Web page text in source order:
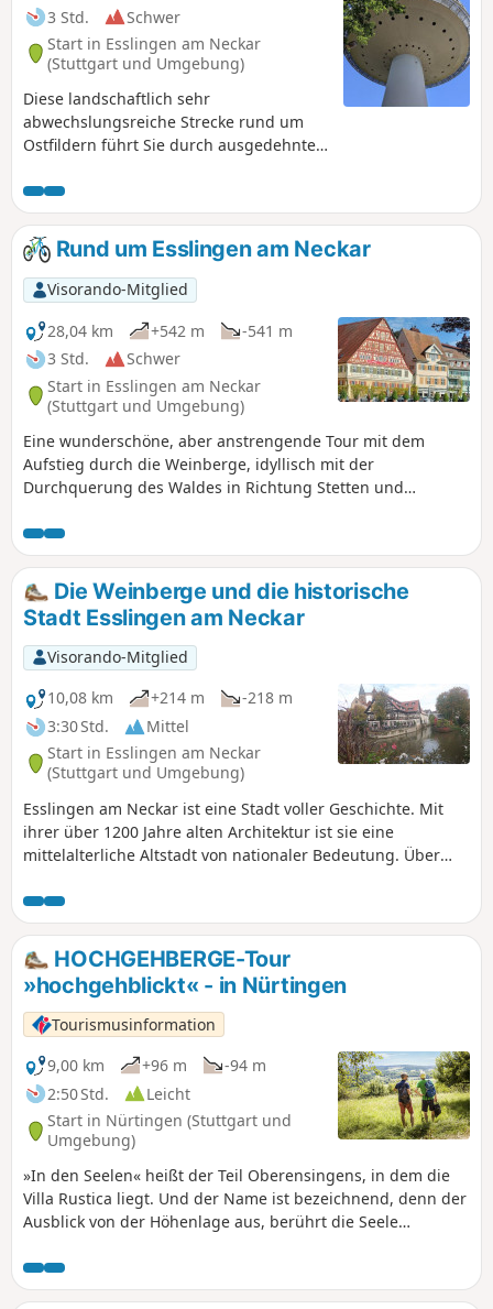
3 Std.
Schwer
Start in Esslingen am Neckar
(Stuttgart und Umgebung)
Diese landschaftlich sehr
abwechslungsreiche Strecke rund um
Ostfildern führt Sie durch ausgedehnte
Gemüseanbaugebiete. Die Strecke
wurde im Herbst mit dem Mountainbike
zurückgelegt. Nutzung der App
erforderlich_.
Rund um Esslingen am Neckar
Visorando-Mitglied
28,04 km
+542 m
-541 m
3 Std.
Schwer
Start in Esslingen am Neckar
(Stuttgart und Umgebung)
Eine wunderschöne, aber anstrengende Tour mit dem
Aufstieg durch die Weinberge, idyllisch mit der
Durchquerung des Waldes in Richtung Stetten und
Esslingen. Genießen Sie die malerischen Landschaften am
Ufer des Neckars und das vielfältige kulturelle Angebot.
Nutzung der App erforderlich.
Die Weinberge und die historische
Stadt Esslingen am Neckar
Visorando-Mitglied
10,08 km
+214 m
-218 m
3:30 Std.
Mittel
Start in Esslingen am Neckar
(Stuttgart und Umgebung)
Esslingen am Neckar ist eine Stadt voller Geschichte. Mit
ihrer über 1200 Jahre alten Architektur ist sie eine
mittelalterliche Altstadt von nationaler Bedeutung. Über
sind hier auf engstem Raum vereint, umgeben von
Weinbergen, darunter der älteste Sekthersteller
Deutschlands. Nutzung der Anwendung erforderlich.
HOCHGEHBERGE-Tour
»hochgehblickt« - in Nürtingen
Tourismusinformation
9,00 km
+96 m
-94 m
2:50 Std.
Leicht
Start in Nürtingen (Stuttgart und
Umgebung)
»In den Seelen« heißt der Teil Oberensingens, in dem die
Villa Rustica liegt. Und der Name ist bezeichnend, denn der
Ausblick von der Höhenlage aus, berührt die Seele
Römer schienen genau zu wissen, wo sie sich niederlassen
müssen, um den besten Ausblick genießen zu können – wer